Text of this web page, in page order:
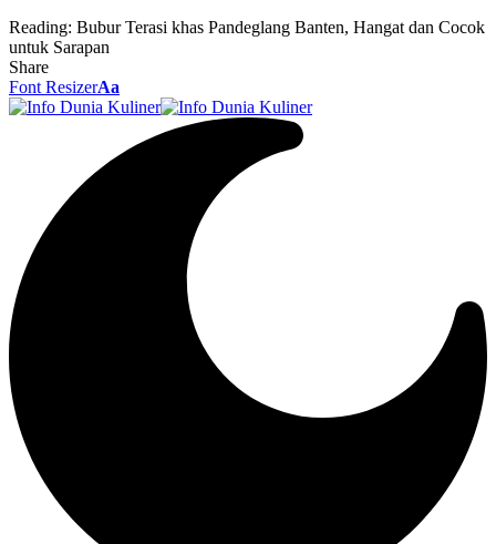
Reading: Bubur Terasi khas Pandeglang Banten, Hangat dan Cocok
untuk Sarapan
Share
Font ResizerAa